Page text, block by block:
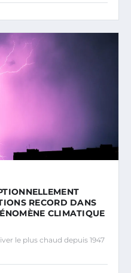
RECORD DANS
CLIMATIQUE
le plus chaud depuis 1947